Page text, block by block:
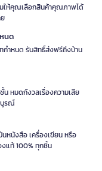
มให้คุณเลือกสินค้าคุณภาพได้
นด
กำหนด รับสิทธิ์ส่งฟรีถึงบ้าน
หมดกังวลเรื่องความเสีย
บูรณ์
นหนังสือ เครื่องเขียน หรือ
แท้ 100% ทุกชิ้น